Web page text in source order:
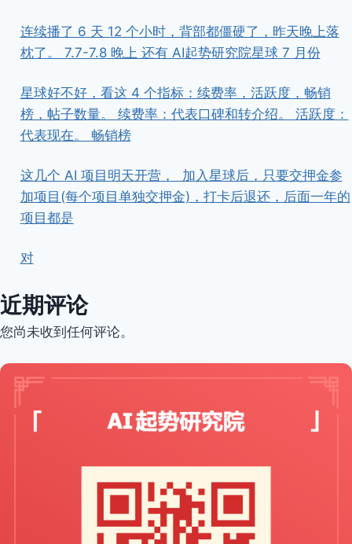
连续播了 6 天 12 个小时，背部都僵硬了，昨天晚上落
枕了。 7.7-7.8 晚上 还有 AI起势研究院星球 7 月份
星球好不好，看这 4 个指标：续费率，活跃度，畅销
榜，帖子数量。 续费率：代表口碑和转介绍。 活跃度：
代表现在。 畅销榜
这几个 AI 项目明天开营， ​ ​加入星球后，只要交押金参
加项目(每个项目单独交押金)，打卡后退还，后面一年的
项目都是
对
近期评论
您尚未收到任何评论。